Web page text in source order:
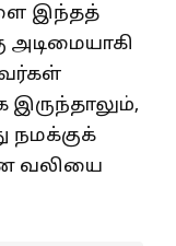
இந்தத்
அடிமையாகி
நமக்குக்
வலியை